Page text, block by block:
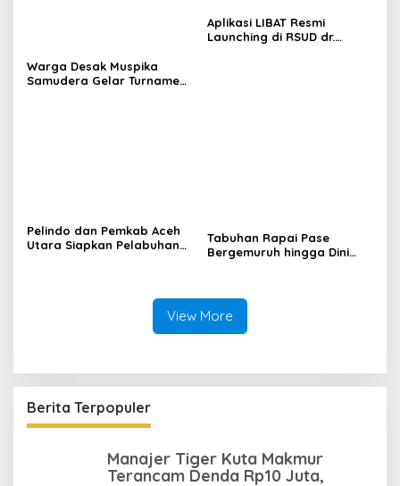
Warga Desak Muspika
Samudera Gelar Turnamen
Aplikasi LIBAT Resmi
Launching di RSUD dr.
Pelindo dan Pemkab Aceh
Utara Siapkan Pelabuhan
Tabuhan Rapai Pase
Bergemuruh hingga Dini
View More
Berita Terpopuler
Manajer Tiger Kuta Makmur
Terancam Denda Rp10 Juta,